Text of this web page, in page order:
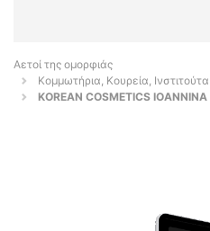
Αετοί της ομορφιάς
Κομμωτήρια, Κουρεία,
KOREAN COSMETICS IOANNINA